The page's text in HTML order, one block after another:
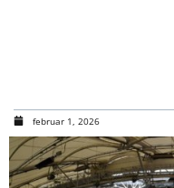
februar 1, 2026